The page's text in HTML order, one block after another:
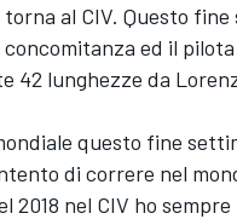
al CIV. Questo
ed il
42 lunghezze da
questo fine
di correre nel
2018 nel CIV ho